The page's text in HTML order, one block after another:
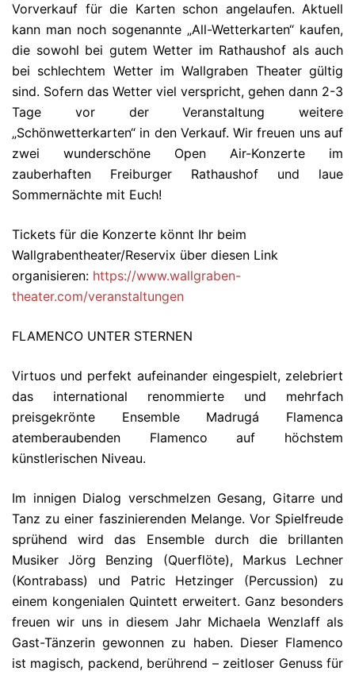
Vorverkauf für die Karten schon angelaufen. Aktuell
kann man noch sogenannte „All-Wetterkarten“ kaufen,
die sowohl bei gutem Wetter im Rathaushof als auch
bei schlechtem Wetter im Wallgraben Theater gültig
sind. Sofern das Wetter viel verspricht, gehen dann 2-3
Tage vor der Veranstaltung weitere
„Schönwetterkarten“ in den Verkauf. Wir freuen uns auf
zwei wunderschöne Open Air-Konzerte im
zauberhaften Freiburger Rathaushof und laue
Sommernächte mit Euch!
Tickets für die Konzerte könnt Ihr beim
Wallgrabentheater/Reservix über diesen Link
organisieren: https://www.wallgraben-
theater.com/veranstaltungen
FLAMENCO UNTER STERNEN
Virtuos und perfekt aufeinander eingespielt, zelebriert
das international renommierte und mehrfach
preisgekrönte Ensemble Madrugá Flamenca
atemberaubenden Flamenco auf höchstem
künstlerischen Niveau.
Im innigen Dialog verschmelzen Gesang, Gitarre und
Tanz zu einer faszinierenden Melange. Vor Spielfreude
sprühend wird das Ensemble durch die brillanten
Musiker Jörg Benzing (Querflöte), Markus Lechner
(Kontrabass) und Patric Hetzinger (Percussion) zu
einem kongenialen Quintett erweitert. Ganz besonders
freuen wir uns in diesem Jahr Michaela Wenzlaff als
Gast-Tänzerin gewonnen zu haben. Dieser Flamenco
ist magisch, packend, berührend – zeitloser Genuss für